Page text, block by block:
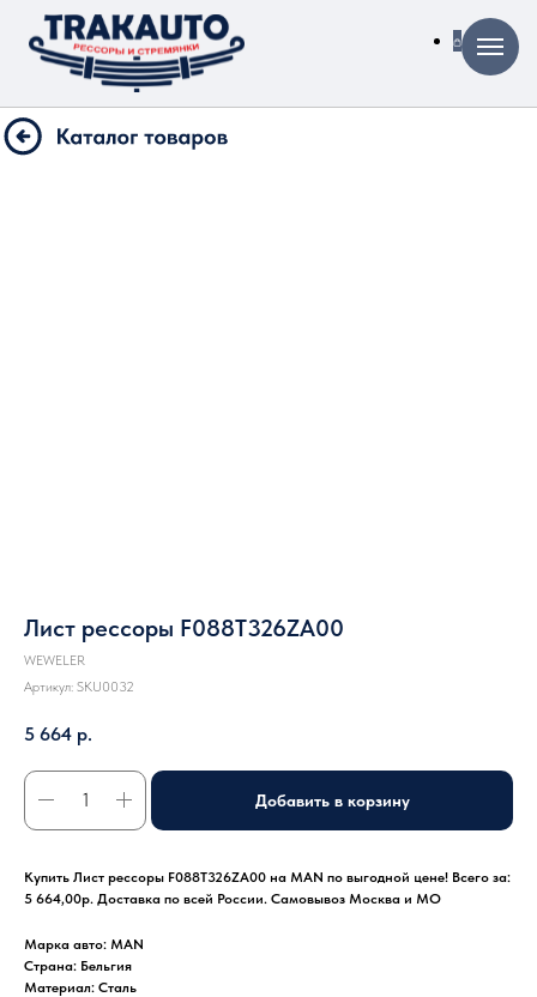
Лист рессоры F088T326ZA00
WEWELER
Артикул: SKU0032
5 664 р.
Добавить в корзину
Купить Лист рессоры F088T326ZA00 на MAN по выгодной цене! Всего за:
5 664,00р. Доставка по всей России. Самовывоз Москва и МО
Марка авто: MAN
Страна: Бельгия
Материал: Сталь